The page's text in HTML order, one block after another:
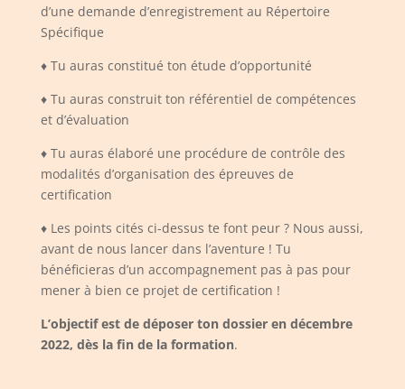
d’une demande d’enregistrement au Répertoire
Spécifique
♦ Tu auras constitué ton étude d’opportunité
♦ Tu auras construit ton référentiel de compétences
et d’évaluation
♦ Tu auras élaboré une procédure de contrôle des
modalités d’organisation des épreuves de
certification
♦ Les points cités ci-dessus te font peur ? Nous aussi,
avant de nous lancer dans l’aventure ! Tu
bénéficieras d’un accompagnement pas à pas pour
mener à bien ce projet de certification !
L’objectif est de déposer ton dossier en décembre
2022, dès la fin de la formation.